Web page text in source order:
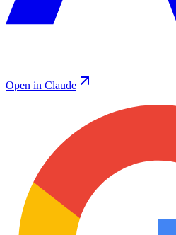
Open in Claude